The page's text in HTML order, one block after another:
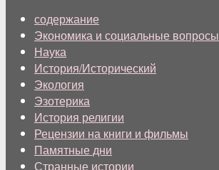
содержание
Экономика и социальные вопросы
Наука
История/Исторический
Экология
Эзотерика
История религии
Рецензии на книги и фильмы
Памятные дни
Странные истории